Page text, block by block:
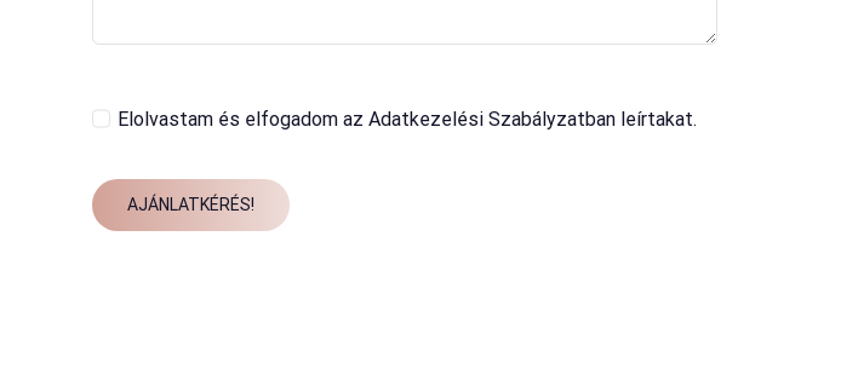
Elolvastam és elfogadom az Adatkezelési Szabályzatban leírtakat.
AJÁNLATKÉRÉS!